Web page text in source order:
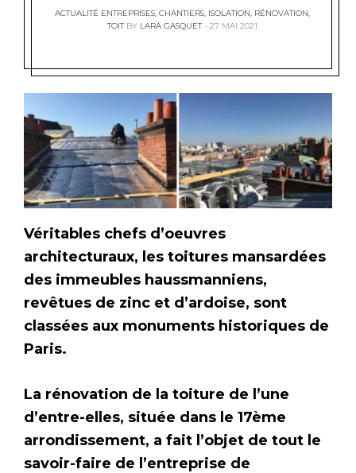
ACTUALITÉ ENTREPRISES, CHANTIERS, ISOLATION, RÉNOVATION,
TOIT BY LARA GASQUET 27 MAI 2021
Véritables chefs d’oeuvres
architecturaux, les toitures mansardées
des immeubles haussmanniens,
revêtues de zinc et d’ardoise, sont
classées aux monuments historiques de
Paris.
La rénovation de la toiture de l’une
d’entre-elles, située dans le 17ème
arrondissement, a fait l’objet de tout le
savoir-faire de l’entreprise de